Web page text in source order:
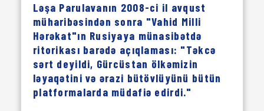
Ləşa Parulavanın 2008-ci il avqust
müharibəsindən sonra "Vahid Milli
Hərəkat"ın Rusiyaya münasibətdə
ritorikası barədə açıqlaması: "Təkcə
sərt deyildi, Gürcüstan ölkəmizin
ləyaqətini və ərazi bütövlüyünü bütün
platformalarda müdafiə edirdi."